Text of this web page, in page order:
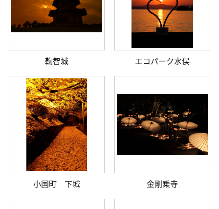
鞠智城 エコパーク水俣
小国町 下城 金剛乗寺